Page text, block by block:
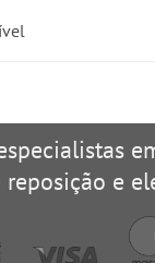
reposição e